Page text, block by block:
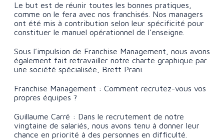
Le but est de réunir toutes les bonnes pratiques,
comme on le fera avec nos franchisés. Nos managers
ont été mis à contribution selon leur spécificité pour
constituer le manuel opérationnel de l’enseigne.
Sous l’impulsion de Franchise Management, nous avons
également fait retravailler notre charte graphique par
une société spécialisée, Brett Prani.
Franchise Management : Comment recrutez-vous vos
propres équipes ?
Guillaume Carré : Dans le recrutement de notre
vingtaine de salariés, nous avons tenu à donner leur
chance en priorité à des personnes en difficulté.